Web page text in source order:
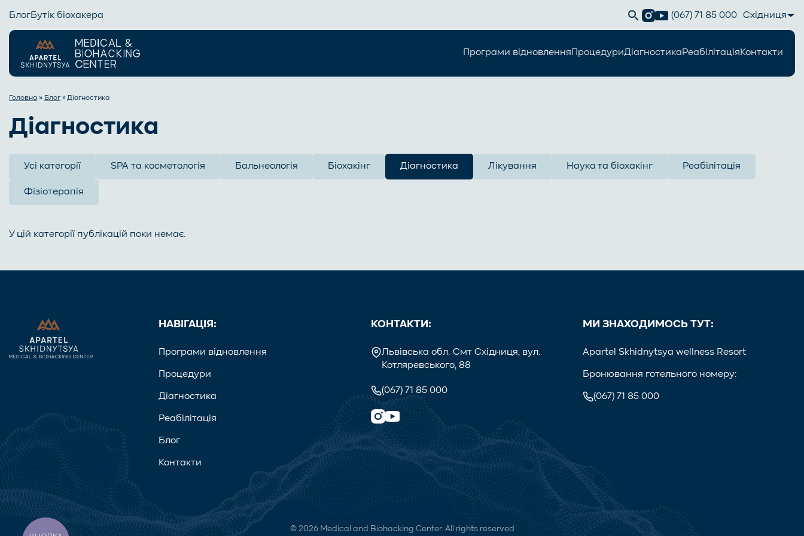
БлогБутік біохакера (067) 71 85 000 Східниця
Програми відновленняПроцедуриДіагностикаРеабілітаціяКонтакти
Головна » Блог»Діагностика
Діагностика
Усі категорії SPA та косметологія Бальнеологія Біохакінг Діагностика Лікування Наука та біохакінг Реабілітація
Фізіотерапія
У цій категорії публікацій поки немає.
НАВІГАЦІЯ:
Програми відновлення
Процедури
Діагностика
Реабілітація
Блог
Контакти
КОНТАКТИ:
Львівська обл. Смт Східниця, вул.
Котляревського, 88
(067) 71 85 000
МИ ЗНАХОДИМОСЬ ТУТ:
Apartel Skhidnytsya wellness Resort
Бронювання готельного номеру:
(067) 71 85 000
© 2026 Medical and Biohacking Center. All rights reserved